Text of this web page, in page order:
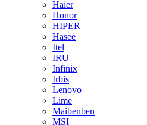
Haier
Honor
HIPER
Hasee
Itel
IRU
Infinix
Irbis
Lenovo
Lime
Maibenben
MSI